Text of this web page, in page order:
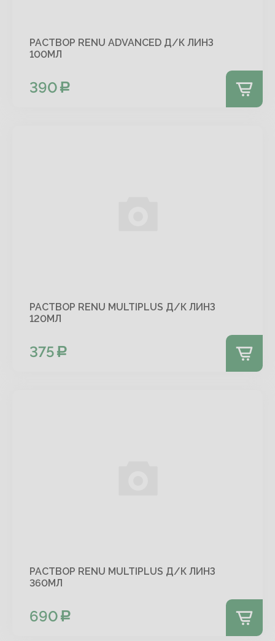
РАСТВОР RENU ADVANCED Д/К ЛИНЗ
100МЛ
390
РАСТВОР RENU MULTIPLUS Д/К ЛИНЗ
120МЛ
375
РАСТВОР RENU MULTIPLUS Д/К ЛИНЗ
360МЛ
690